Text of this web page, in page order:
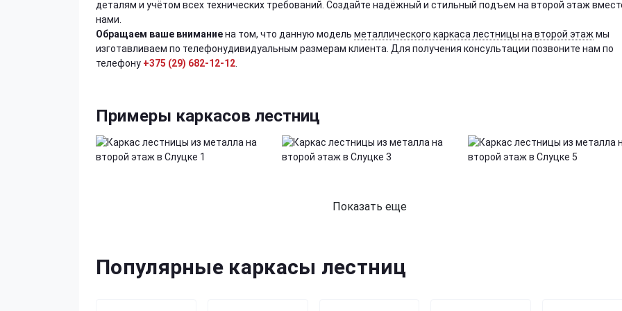
деталям и учётом всех технических требований. Создайте надёжный и стильный подъем на второй этаж
нами.
Обращаем ваше вниманиена том, что данную модель металлического каркаса лестницы на второй этаж мы
изготавливаем по телефонудивидуальным размерам клиента. Для получения консультации позвоните нам по
телефону +375 (29) 682-12-12
Примеры каркасов лестниц
Показать еще
Популярные каркасы лестниц